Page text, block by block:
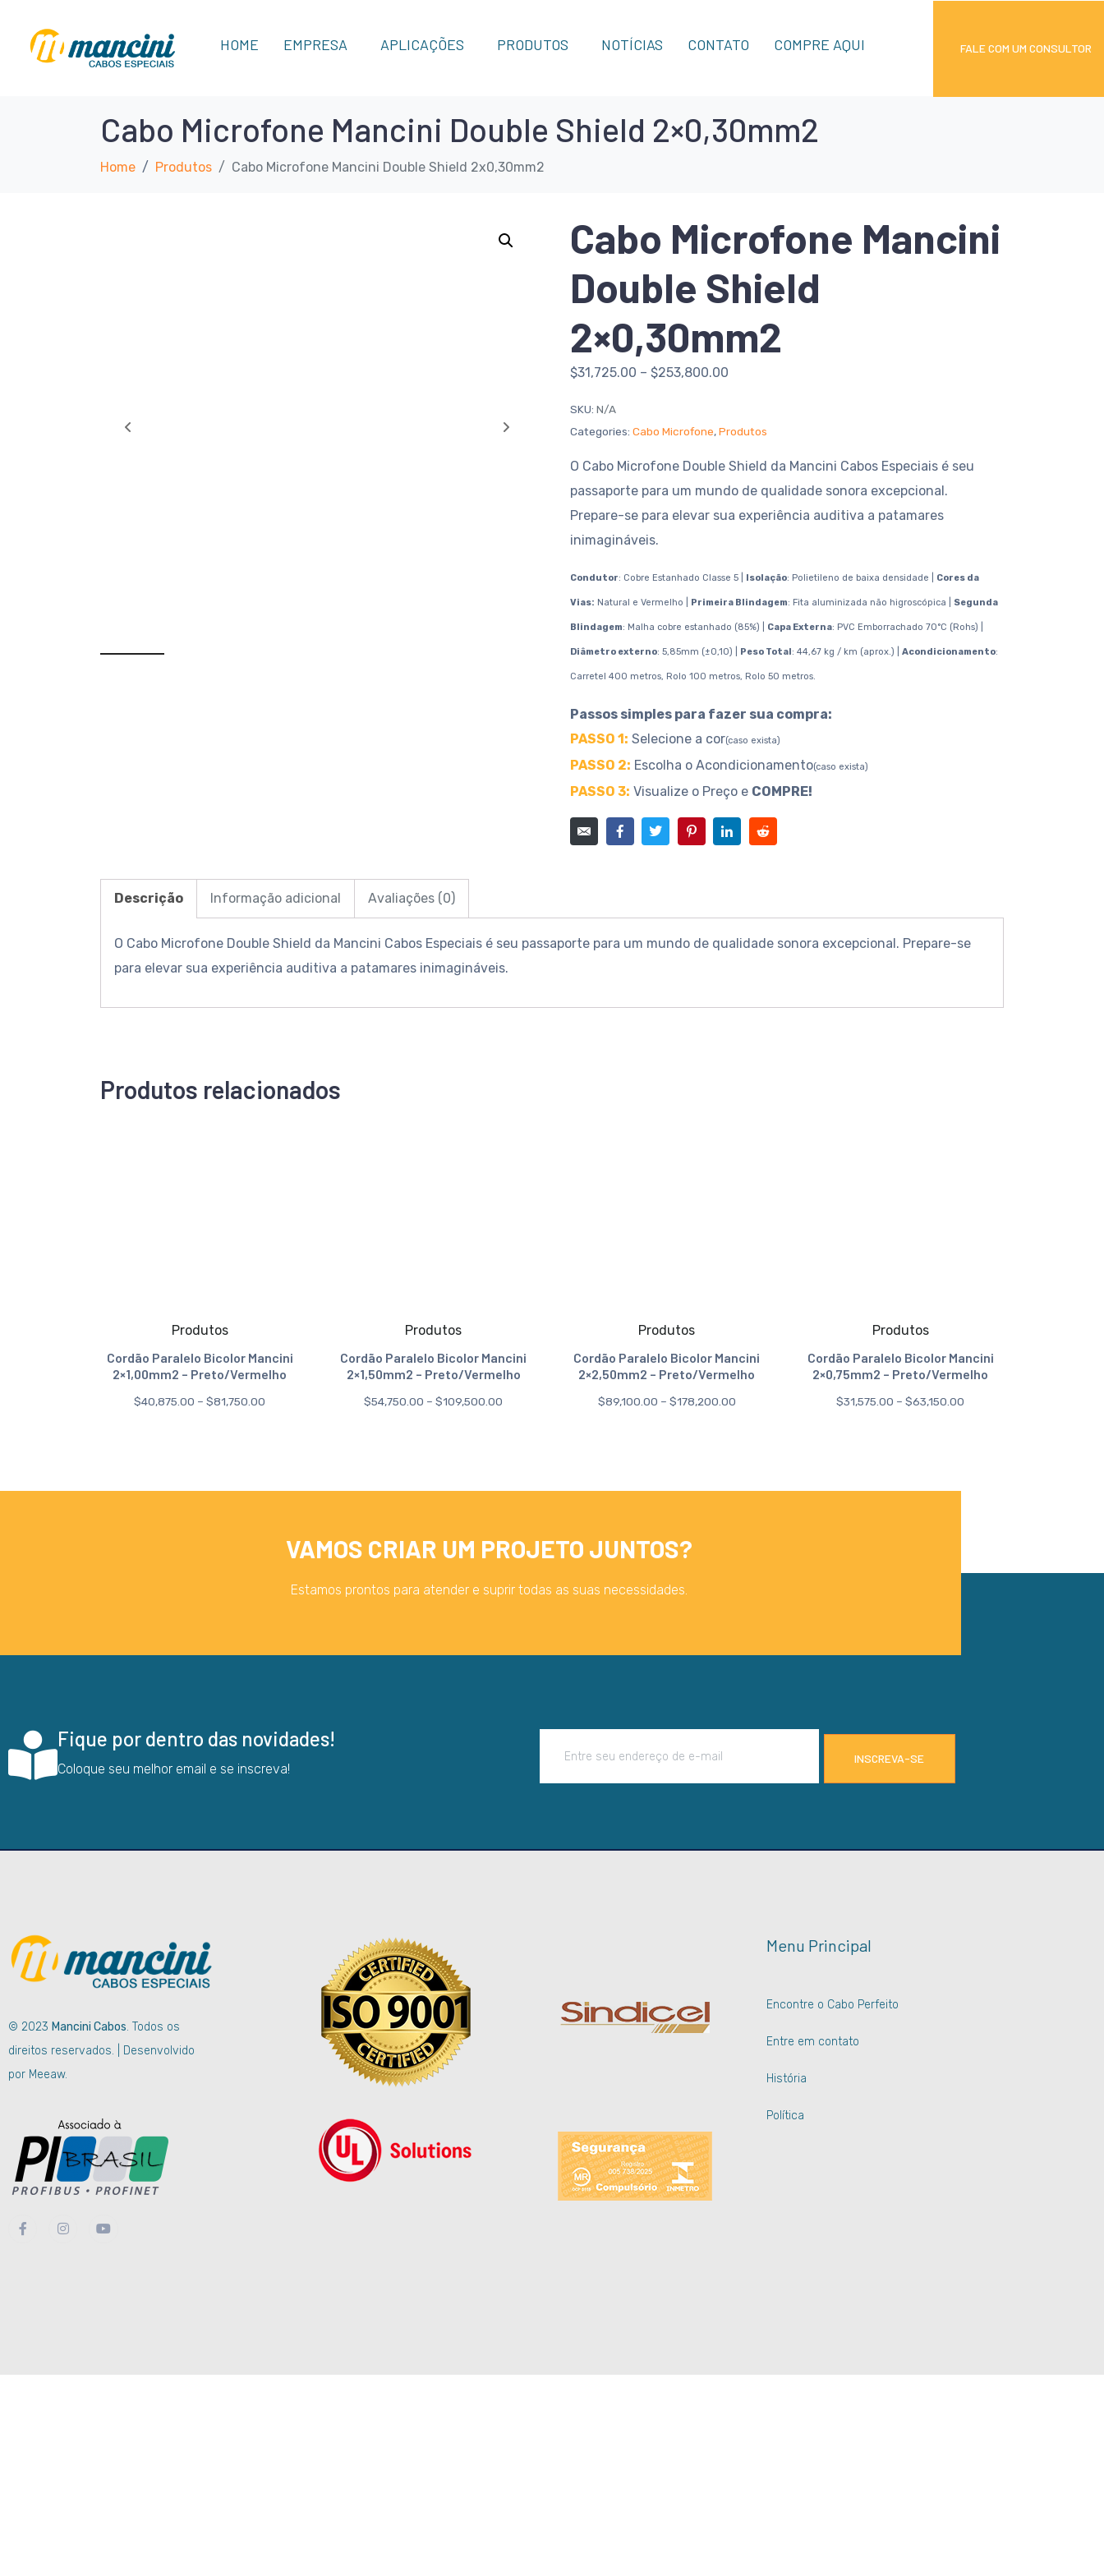
HOME EMPRESA APLICAÇÕES PRODUTOS NOTÍCIAS CONTATO COMPRE AQUI FALE COM UM CONSULTOR
Cabo Microfone Mancini Double Shield 2×0,30mm2
Home Produtos Cabo Microfone Mancini Double Shield 2x0,30mm2
Cabo Microfone Mancini
Double Shield
2×0,30mm2
$31,725.00 – $253,800.00
SKU: N/A
Categories: Cabo Microfone,Produtos
O Cabo Microfone Double Shield da Mancini Cabos Especiais é seu
passaporte para um mundo de qualidade sonora excepcional.
Prepare-se para elevar sua experiência auditiva a patamares
inimagináveis.
Condutor: Cobre Estanhado Classe 5 | Isolação: Polietileno de baixa densidade | Cores da
Vias: Natural e Vermelho | Primeira Blindagem: Fita aluminizada não higroscópica | Segunda
Blindagem: Malha cobre estanhado (85%) | Capa Externa: PVC Emborrachado 70°C (Rohs) |
Diâmetro externo: 5,85mm (±0,10) | Peso Total: 44,67 kg / km (aprox.) | Acondicionamento:
Carretel 400 metros, Rolo 100 metros, Rolo 50 metros.
Passos simples para fazer sua compra:
PASSO 1: Selecione a cor(caso exista)
PASSO 2: Escolha o Acondicionamento(caso exista)
PASSO 3: Visualize o Preço e COMPRE!
Descrição Informação adicional Avaliações (0)
O Cabo Microfone Double Shield da Mancini Cabos Especiais é seu passaporte para um mundo de qualidade sonora excepcional. Prepare-se
para elevar sua experiência auditiva a patamares inimagináveis.
Produtos relacionados
Produtos
Cordão Paralelo Bicolor Mancini
2×1,00mm2 – Preto/Vermelho
$40,875.00 – $81,750.00
Produtos
Cordão Paralelo Bicolor Mancini
2×1,50mm2 – Preto/Vermelho
$54,750.00 – $109,500.00
Produtos
Cordão Paralelo Bicolor Mancini
2×2,50mm2 – Preto/Vermelho
$89,100.00 – $178,200.00
Produtos
Cordão Paralelo Bicolor Mancini
2×0,75mm2 – Preto/Vermelho
$31,575.00 – $63,150.00
VAMOS CRIAR UM PROJETO JUNTOS?
Estamos prontos para atender e suprir todas as suas necessidades.
Fique por dentro das novidades!
Coloque seu melhor email e se inscreva!
INSCREVA-SE
© 2023 Mancini Cabos. Todos os
direitos reservados. | Desenvolvido
por Meeaw.
Menu Principal
Encontre o Cabo Perfeito
Entre em contato
História
Política